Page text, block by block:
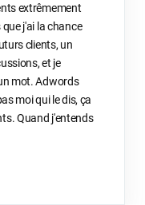
extrêmement
j'ai la chance
clients, un
et je
mot. Adwords
moi qui le dis, ça
Quand j'entends